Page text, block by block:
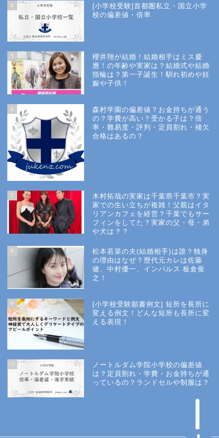
4
[小学校受験]首都圏私立・国立小学
校の偏差値・倍率
5
櫻井翔が結婚！結婚相手はミス慶
應！の年齢や実家は？結婚式や結婚
指輪は？第一子誕生！馴れ初めや妊
娠や子供！
6
森村学園の偏差値？お金持ちが通う
の？学費が高い？受かる子は？倍
率・難易度・評判・定員割れ・補欠
合格はあるの？
7
木村拓哉の実家は千葉県千葉市？実
家での生い立ちが複雑！父親はイタ
リアンカフェを経営？千葉でもサー
フィンをしてた？実家の父・母・弟
や犬は？？
8
松本若菜の夫(結婚相手)は誰？独身
の理由はなぜ？歴代元カレは佐藤
健、中村優一、インパルス 板倉俊
之！
9
[小学校受験願書例文] 短所を長所に
変える例文！どんな短所も長所に変
える表現！
10
ノートルダム学院小学校の偏差値
は？定員割れ・学費・お金持ちが通
っているの？ランドセルや制服は？
Privacy Policy
小学校受験
所長コラム
説明会や面接の服装